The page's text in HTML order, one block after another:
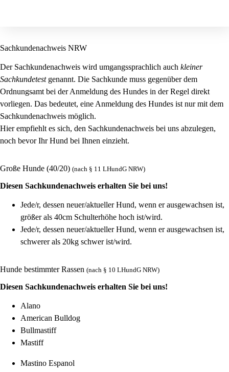
Sachkundenachweis NRW
Der Sachkundenachweis wird umgangssprachlich auch kleiner
Sachkundetestgenannt. Die Sachkunde muss gegenüber dem
Ordnungsamt bei der Anmeldung des Hundes in der Regel direkt
vorliegen. Das bedeutet, eine Anmeldung des Hundes ist nur mit dem
Sachkundenachweis möglich.
Hier empfiehlt es sich, den Sachkundenachweis bei uns abzulegen,
noch bevor Ihr Hund bei Ihnen einzieht.
Große Hunde (40/20) (nach § 11 LHundG NRW)
Diesen Sachkundenachweis erhalten Sie bei uns!
Jede/r, dessen neuer/aktueller Hund, wenn er ausgewachsen ist,
größer als 40cm Schulterhöhe hoch ist/wird.
Jede/r, dessen neuer/aktueller Hund, wenn er ausgewachsen ist,
schwerer als 20kg schwer ist/wird.
Hunde bestimmter Rassen (nach § 10 LHundG NRW)
Diesen Sachkundenachweis erhalten Sie bei uns!
Alano
American Bulldog
Bullmastiff
Mastiff
Mastino Espanol